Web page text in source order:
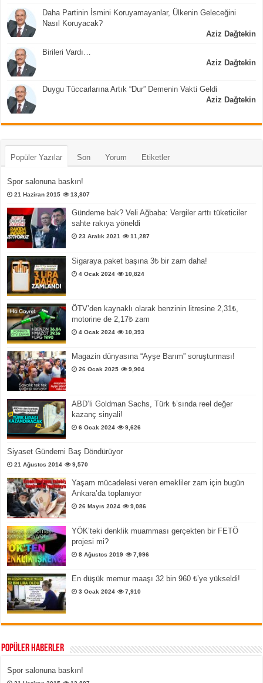
Daha Partinin İsmini Koruyamayanlar, Ülkenin Geleceğini
Nasıl Koruyacak?
Aziz Dağtekin
Birileri Vardı…
Aziz Dağtekin
Duygu Tüccarlarına Artık “Dur” Demenin Vakti Geldi
Aziz Dağtekin
Popüler Yazılar Son Yorum Etiketler
Spor salonuna baskın!
21 Haziran 2015 13,807
Gündeme bak? Veli Ağbaba: Vergiler arttı tüketiciler
sahte rakıya yöneldi
23 Aralık 2021 11,287
Sigaraya paket başına 3₺ bir zam daha!
4 Ocak 2024 10,824
ÖTV’den kaynaklı olarak benzinin litresine 2,31₺,
motorine de 2,17₺ zam
4 Ocak 2024 10,393
Magazin dünyasına “Ayşe Barım” soruşturması!
26 Ocak 2025 9,904
ABD’li Goldman Sachs, Türk ₺’sında reel değer
kazanç sinyali!
6 Ocak 2024 9,626
Siyaset Gündemi Baş Döndürüyor
21 Ağustos 2014 9,570
Yaşam mücadelesi veren emekliler zam için bugün
Ankara’da toplanıyor
26 Mayıs 2024 9,086
YÖK’teki denklik muamması gerçekten bir FETÖ
projesi mi?
8 Ağustos 2019 7,996
En düşük memur maaşı 32 bin 960 ₺’ye yükseldi!
3 Ocak 2024 7,910
Popüler Haberler
Spor salonuna baskın!